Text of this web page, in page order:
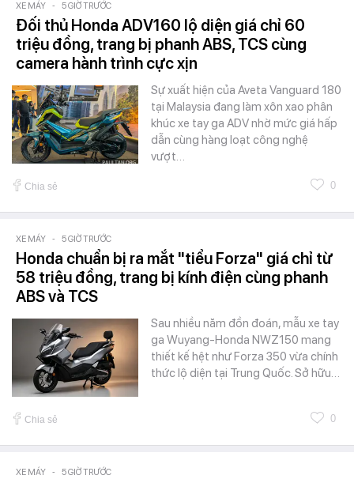
XE MÁY - 5 GIỜ TRƯỚC
Đối thủ Honda ADV160 lộ diện giá chỉ 60
triệu đồng, trang bị phanh ABS, TCS cùng
camera hành trình cực xịn
Sự xuất hiện của Aveta Vanguard 180
tại Malaysia đang làm xôn xao phân
khúc xe tay ga ADV nhờ mức giá hấp
dẫn cùng hàng loạt công nghệ
vượt…
Chia sẻ 0
XE MÁY - 5 GIỜ TRƯỚC
Honda chuẩn bị ra mắt "tiểu Forza" giá chỉ từ
58 triệu đồng, trang bị kính điện cùng phanh
ABS và TCS
Sau nhiều năm đồn đoán, mẫu xe tay
ga Wuyang-Honda NWZ150 mang
thiết kế hệt như Forza 350 vừa chính
thức lộ diện tại Trung Quốc. Sở hữu…
Chia sẻ 0
XE MÁY - 5 GIỜ TRƯỚC